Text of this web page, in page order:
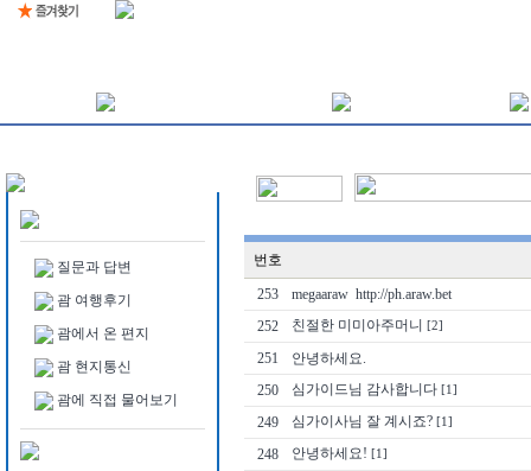
질문과 답변
괌 여행후기
괌에서 온 편지
괌 현지통신
괌에 직접 물어보기
번호
253
megaaraw http://ph.araw.bet
252
친절한 미미아주머니 [2]
251
안녕하세요.
250
심가이드님 감사합니다 [1]
249 심가이사님 잘 계시죠? [1]
248 안녕하세요! [1]